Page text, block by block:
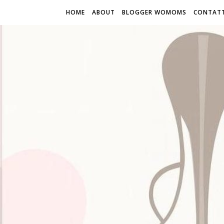
HOME ABOUT BLOGGER WOMOMS